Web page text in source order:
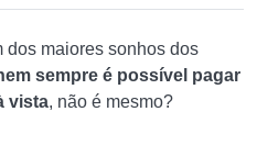
dos maiores sonhos dos
sempre é possível pagar
vista, não é mesmo?